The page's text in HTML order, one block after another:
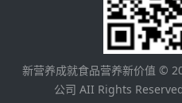
新营养成就食品营养新价值 ©
公司 AII Rights